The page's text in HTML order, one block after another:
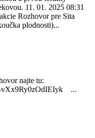
11. 01. 2025 08:31
Rozhovor pre Sita
plodnosti)...
najte tu:
vXx9Ry0zOdIEIyk ...